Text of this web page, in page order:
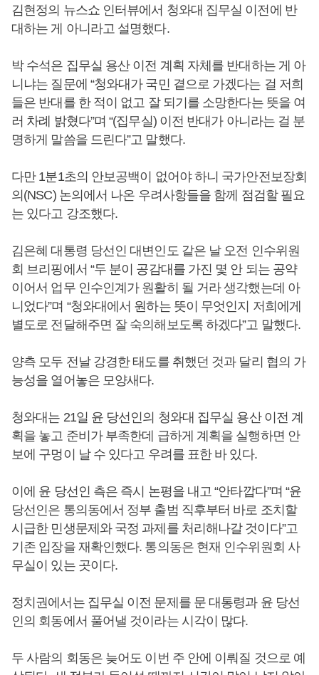
김현정의 뉴스쇼 인터뷰에서 청와대 집무실 이전에 반
대하는 게 아니라고 설명했다.
박 수석은 집무실 용산 이전 계획 자체를 반대하는 게 아
니냐는 질문에 “청와대가 국민 곁으로 가겠다는 걸 저희
들은 반대를 한 적이 없고 잘 되기를 소망한다는 뜻을 여
러 차례 밝혔다”며 “(집무실) 이전 반대가 아니라는 걸 분
명하게 말씀을 드린다”고 말했다.
다만 1분1초의 안보공백이 없어야 하니 국가안전보장회
의(NSC) 논의에서 나온 우려사항들을 함께 점검할 필요
는 있다고 강조했다.
김은혜 대통령 당선인 대변인도 같은 날 오전 인수위원
회 브리핑에서 “두 분이 공감대를 가진 몇 안 되는 공약
이어서 업무 인수인계가 원활히 될 거라 생각했는데 아
니었다”며 “청와대에서 원하는 뜻이 무엇인지 저희에게
별도로 전달해주면 잘 숙의해보도록 하겠다”고 말했다.
양측 모두 전날 강경한 태도를 취했던 것과 달리 협의 가
능성을 열어놓은 모양새다.
청와대는 21일 윤 당선인의 청와대 집무실 용산 이전 계
획을 놓고 준비가 부족한데 급하게 계획을 실행하면 안
보에 구멍이 날 수 있다고 우려를 표한 바 있다.
이에 윤 당선인 측은 즉시 논평을 내고 “안타깝다”며 “윤
당선인은 통의동에서 정부 출범 직후부터 바로 조치할
시급한 민생문제와 국정 과제를 처리해나갈 것이다”고
기존 입장을 재확인했다. 통의동은 현재 인수위원회 사
무실이 있는 곳이다.
정치권에서는 집무실 이전 문제를 문 대통령과 윤 당선
인의 회동에서 풀어낼 것이라는 시각이 많다.
두 사람의 회동은 늦어도 이번 주 안에 이뤄질 것으로 예